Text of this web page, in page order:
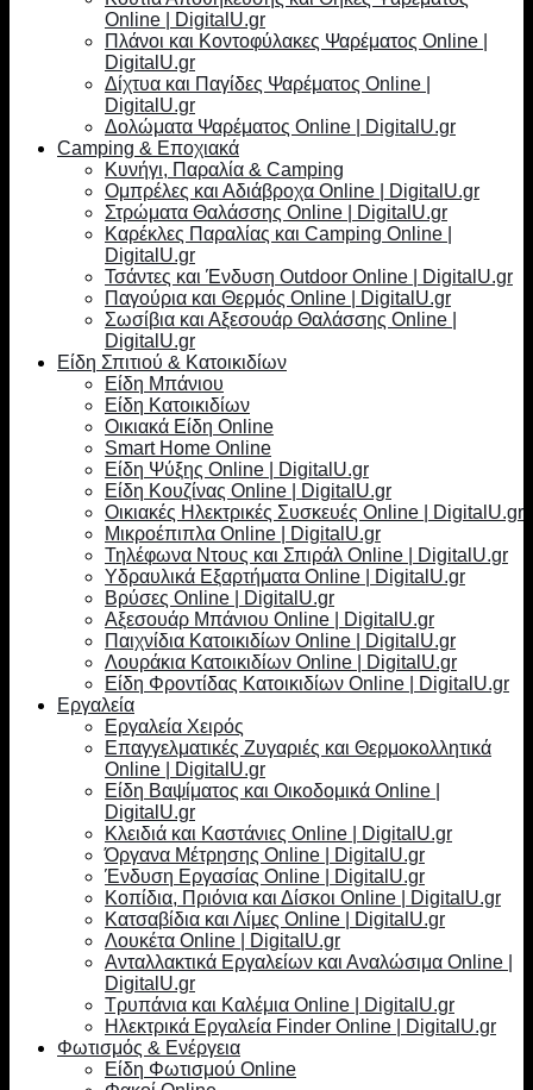
Online | DigitalU.gr
Πλάνοι και Κοντοφύλακες Ψαρέματος Online |
DigitalU.gr
Δίχτυα και Παγίδες Ψαρέματος Online |
DigitalU.gr
Δολώματα Ψαρέματος Online | DigitalU.gr
Camping & Εποχιακά
Κυνήγι, Παραλία & Camping
Ομπρέλες και Αδιάβροχα Online | DigitalU.gr
Στρώματα Θαλάσσης Online | DigitalU.gr
Καρέκλες Παραλίας και Camping Online |
DigitalU.gr
Τσάντες και Ένδυση Outdoor Online | DigitalU.gr
Παγούρια και Θερμός Online | DigitalU.gr
Σωσίβια και Αξεσουάρ Θαλάσσης Online |
DigitalU.gr
Είδη Σπιτιού & Κατοικιδίων
Είδη Μπάνιου
Είδη Κατοικιδίων
Οικιακά Είδη Online
Smart Home Online
Είδη Ψύξης Online | DigitalU.gr
Είδη Κουζίνας Online | DigitalU.gr
Οικιακές Ηλεκτρικές Συσκευές Online | DigitalU.gr
Μικροέπιπλα Online | DigitalU.gr
Τηλέφωνα Ντους και Σπιράλ Online | DigitalU.gr
Υδραυλικά Εξαρτήματα Online | DigitalU.gr
Βρύσες Online | DigitalU.gr
Αξεσουάρ Μπάνιου Online | DigitalU.gr
Παιχνίδια Κατοικιδίων Online | DigitalU.gr
Λουράκια Κατοικιδίων Online | DigitalU.gr
Είδη Φροντίδας Κατοικιδίων Online | DigitalU.gr
Εργαλεία
Εργαλεία Χειρός
Επαγγελματικές Ζυγαριές και Θερμοκολλητικά
Online | DigitalU.gr
Είδη Βαψίματος και Οικοδομικά Online |
DigitalU.gr
Κλειδιά και Καστάνιες Online | DigitalU.gr
Όργανα Μέτρησης Online | DigitalU.gr
Ένδυση Εργασίας Online | DigitalU.gr
Κοπίδια, Πριόνια και Δίσκοι Online | DigitalU.gr
Κατσαβίδια και Λίμες Online | DigitalU.gr
Λουκέτα Online | DigitalU.gr
Ανταλλακτικά Εργαλείων και Αναλώσιμα Online |
DigitalU.gr
Τρυπάνια και Καλέμια Online | DigitalU.gr
Ηλεκτρικά Εργαλεία Finder Online | DigitalU.gr
Φωτισμός & Ενέργεια
Είδη Φωτισμού Online